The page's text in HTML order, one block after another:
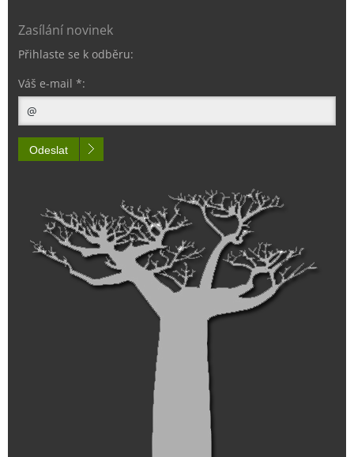
Zasílání novinek
Přihlaste se k odběru:
Váš e-mail *:
Odeslat